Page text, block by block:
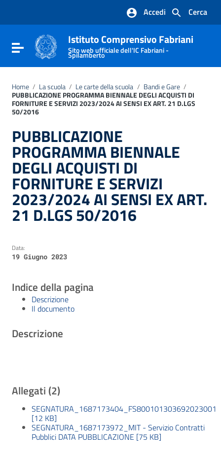
Vai al footer
Cerca
Accedi
Attiva / disattiva la navigazione
Istituto Comprensivo Fabriani
Sito web ufficiale dell'IC Fabriani -
Spilamberto
Home / La scuola / Le carte della scuola / Bandi e Gare /
PUBBLICAZIONE PROGRAMMA BIENNALE DEGLI ACQUISTI DI
FORNITURE E SERVIZI 2023/2024 AI SENSI EX ART. 21 D.LGS
50/2016
PUBBLICAZIONE
PROGRAMMA BIENNALE
DEGLI ACQUISTI DI
FORNITURE E SERVIZI
2023/2024 AI SENSI EX ART.
21 D.LGS 50/2016
Data:
19 Giugno 2023
Indice della pagina
Descrizione
Il documento
Descrizione
Allegati (2)
SEGNATURA_1687173404_FS800101303692023001
[12 KB]
SEGNATURA_1687173972_MIT - Servizio Contratti
Pubblici DATA PUBBLICAZIONE [75 KB]